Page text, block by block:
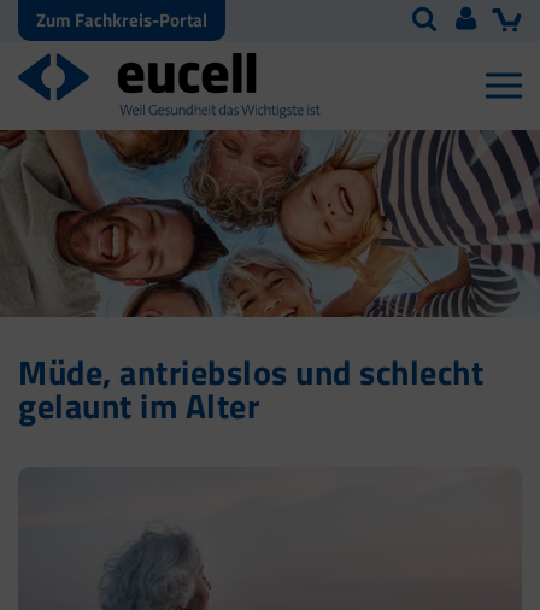
Zum Fachkreis-Portal
Müde, antriebslos und schlecht
gelaunt im Alter